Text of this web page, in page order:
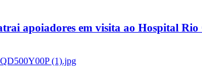
apoiadores em visita ao Hospital Rio